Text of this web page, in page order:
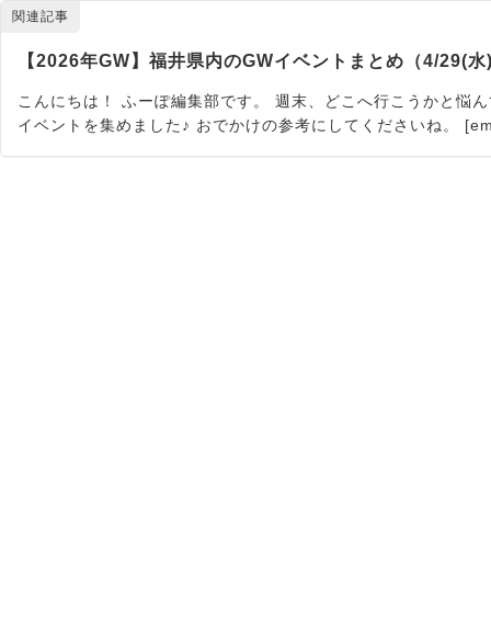
関連記事
【2026年GW】福井県内のGWイベントまとめ（4/29(
こんにちは！ ふーぽ編集部です。 週末、どこへ行こうかと悩
イベントを集めました♪ おでかけの参考にしてくださいね。